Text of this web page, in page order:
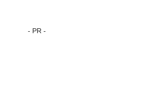
- PR -